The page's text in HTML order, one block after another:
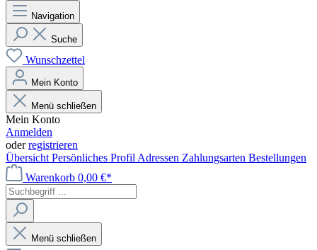
Navigation
Suche
Wunschzettel
Mein Konto
Menü schließen
Mein Konto
Anmelden
oderregistrieren
Übersicht Persönliches Profil Adressen Zahlungsarten Bestellungen
Warenkorb 0,00 €*
Menü schließen